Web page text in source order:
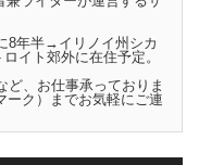
8年半→イリノイ州シカ
イト郊外に在住予定。
ど、お仕事承っておりま
ク）までお気軽にご連